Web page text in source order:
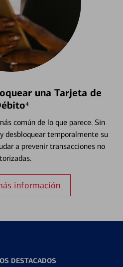
una Tarjeta de
común de lo que parece. Sin
desbloquear temporalmente su
a prevenir transacciones no
información
DESTACADOS